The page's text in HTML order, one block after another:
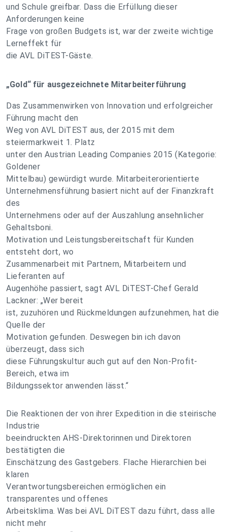
und Schule greifbar. Dass die Erfüllung dieser
Anforderungen keine
Frage von großen Budgets ist, war der zweite wichtige
Lerneffekt für
die AVL DiTEST-Gäste.
„Gold“ für ausgezeichnete Mitarbeiterführung
Das Zusammenwirken von Innovation und erfolgreicher
Führung macht den
Weg von AVL DiTEST aus, der 2015 mit dem
steiermarkweit 1. Platz
unter den Austrian Leading Companies 2015 (Kategorie:
Goldener
Mittelbau) gewürdigt wurde. Mitarbeiterorientierte
Unternehmensführung basiert nicht auf der Finanzkraft
des
Unternehmens oder auf der Auszahlung ansehnlicher
Gehaltsboni.
Motivation und Leistungsbereitschaft für Kunden
entsteht dort, wo
Zusammenarbeit mit Partnern, Mitarbeitern und
Lieferanten auf
Augenhöhe passiert, sagt AVL DiTEST-Chef Gerald
Lackner: „Wer bereit
ist, zuzuhören und Rückmeldungen aufzunehmen, hat die
Quelle der
Motivation gefunden. Deswegen bin ich davon
überzeugt, dass sich
diese Führungskultur auch gut auf den Non-Profit-
Bereich, etwa im
Bildungssektor anwenden lässt.“
Die Reaktionen der von ihrer Expedition in die steirische
Industrie
beeindruckten AHS-Direktorinnen und Direktoren
bestätigten die
Einschätzung des Gastgebers. Flache Hierarchien bei
klaren
Verantwortungsbereichen ermöglichen ein
transparentes und offenes
Arbeitsklima. Was bei AVL DiTEST dazu führt, dass alle
nicht mehr